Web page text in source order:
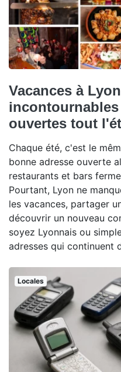
Vacances à
ouvertes tout
Chaque été, c'est le
bonne adresse ouverte
restaurants et bars
Pourtant, Lyon ne
les vacances, partager
découvrir un nouveau
soyez Lyonnais ou
adresses qui continuent
Locales